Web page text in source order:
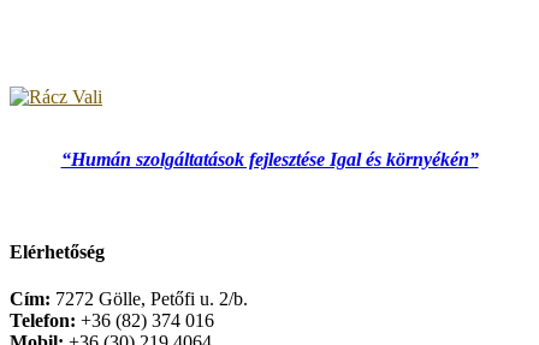
“Humán szolgáltatások fejlesztése Igal és környékén”
Elérhetőség
Cím: 7272 Gölle, Petőfi u. 2/b.
Telefon: +36 (82) 374 016